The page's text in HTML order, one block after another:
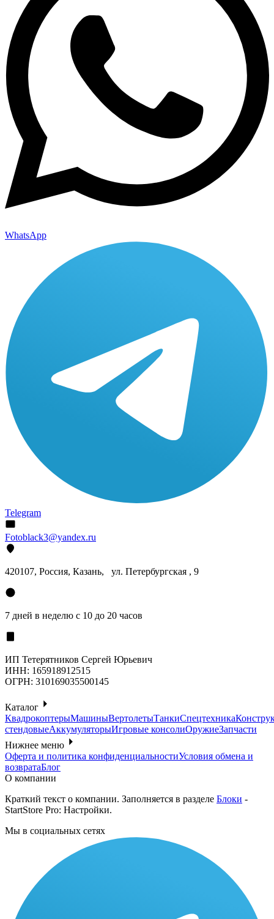
WhatsApp
Telegram
Fotoblack3@yandex.ru
420107, Россия, Казань, ул. Петербургская , 9
7 дней в неделю с 10 до 20 часов
ИП Тетерятников Сергей Юрьевич
ИНН: 165918912515
ОГРН: 310169035500145
Каталог
КвадрокоптерыМашиныВертолетыТанкиСпецтехника
стендовыеАккумуляторыИгровые консолиОружиеЗапчасти
Нижнее меню
Оферта и политика конфиденциальностиУсловия обмена и
возвратаБлог
О компании
Краткий текст о компании. Заполняется в разделе Блоки -
StartStore Pro: Настройки.
Мы в социальных сетях